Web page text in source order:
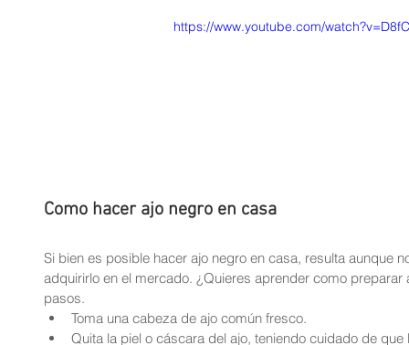
https://www.youtube.com/
Como hacer ajo negro en casa
Si bien es posible hacer ajo negro en casa, resulta aunque
adquirirlo en el mercado. ¿Quieres aprender como
pasos.
Toma una cabeza de ajo común fresco.
Quita la piel o cáscara del ajo, teniendo cuidado de